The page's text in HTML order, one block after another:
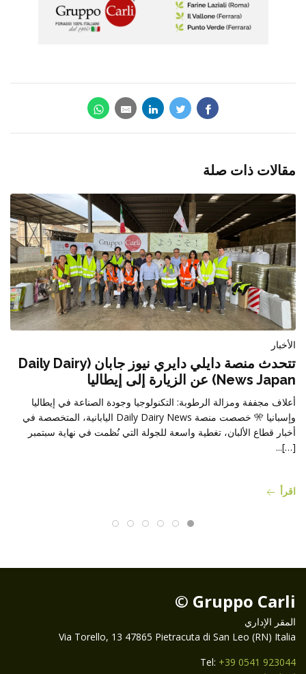
مقالات ذات صلة
الأخبار
تتحدث منصة دايلي دايري نيوز جابان (Daily Dairy
News Japan) عن الزيارة إلى إيطاليا
أعلاف مجففة ومزالة الرطوبة: التكنولوجيا وجودة الصناعة في إيطاليا
وإسبانيا 🎌 خصصت منصة Daily Dairy News اليابانية، المتخصصة في
أخبار قطاع الألبان، تغطية واسعة للجولة التي نُظمت في نهاية سبتمبر
[…]...
اقرأ
Gruppo Carli ©
المقر الإداري
Via Torello, 13 47865 Pietracuta di San Leo (RN) Italia
Tel: +39 0541 923044